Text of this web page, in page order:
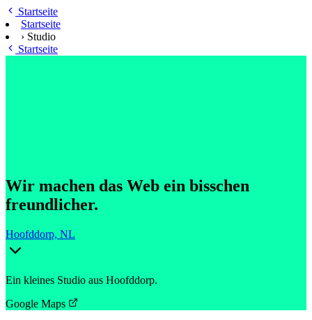
Zum Hauptinhalt springen
Startseite
Startseite
› Studio
Startseite
Wir machen das Web ein bisschen
freundlicher.
Hoofddorp, NL
Ein kleines Studio aus Hoofddorp.
Google Maps